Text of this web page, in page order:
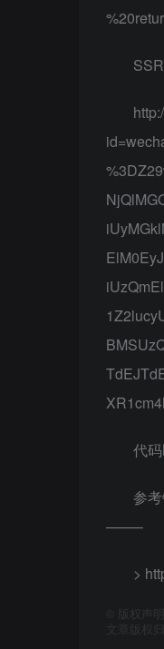
代
参
——–
>
版权声明
文章版权